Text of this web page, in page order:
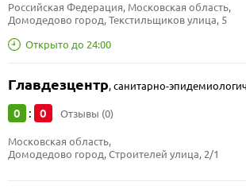
Открыто до 24:00
Российская Федерация, Московская область,
Домодедово город, Текстильщиков улица, 5
Главдезцентр,санитарно-
0 : 0 Отзывы (0)
Московская область,
Домодедово город, Строителей улица, 2/1